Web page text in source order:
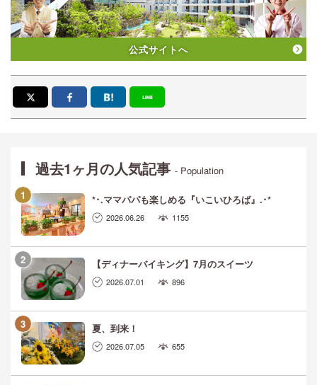
公式サイトへ
過去1ヶ月の人気記事- Population
*･.ママパパも楽しめる『いこいひろば』.･*
2026.06.26 1155
【ディナーバイキング】7月のスイーツ
2026.07.01 896
夏、到来！
2026.07.05 655